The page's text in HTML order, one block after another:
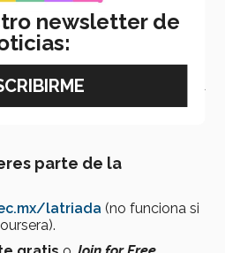
están disponibles
además de para su
al nuevo programa
o a las diferentes ofertas del
parte de la
latriada (no funciona si
newsletter de